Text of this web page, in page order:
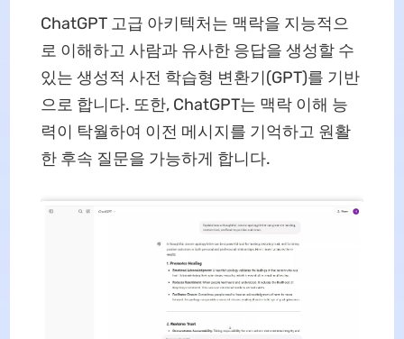
ChatGPT 고급 아키텍처는 맥락을 지능적으
로 이해하고 사람과 유사한 응답을 생성할 수
있는 생성적 사전 학습형 변환기(GPT)를 기반
으로 합니다. 또한, ChatGPT는 맥락 이해 능
력이 탁월하여 이전 메시지를 기억하고 원활
한 후속 질문을 가능하게 합니다.